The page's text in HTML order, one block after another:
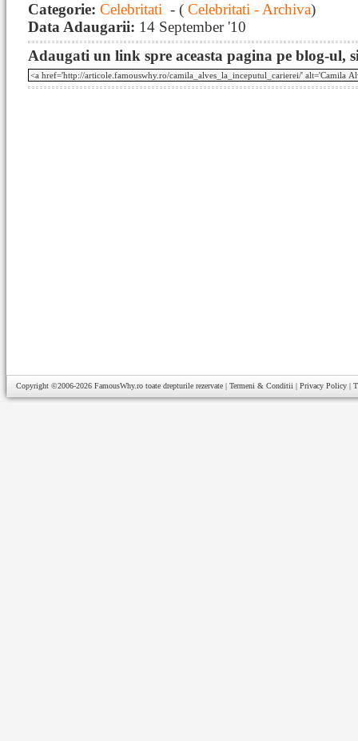
Categorie: Celebritati - ( Celebritati - Archiva)
Data Adaugarii: 14 September '10
Adaugati un link spre aceasta pagina pe blog-ul,
Copyright ©2006-2026 FamousWhy.ro toate drepturile rezervate | Termeni & Conditii | Privacy Policy |